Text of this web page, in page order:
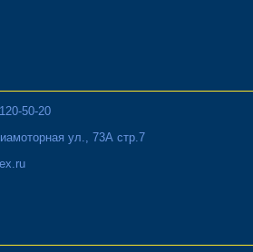
50-20
ул., 73А стр.7